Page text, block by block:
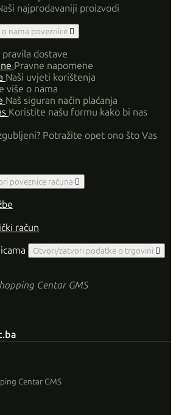
najprodavaniji proizvodi
nama poveznice 
dostave
Pravne napomene
Naši uvjeti korištenja
više o nama
Naš siguran način plaćanja
Koristite našu formu kako bi nas
Potražite opet ono što Vas
poveznice računa 
račun
Otvori/zatvori podatke o trgovini 
Centar GMS
Centar GMS